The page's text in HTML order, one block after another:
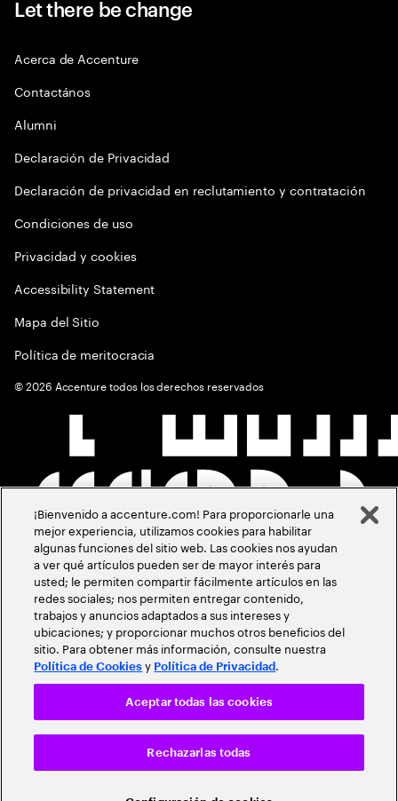
Let there be change
Acerca de Accenture
Contactános
Alumni
Declaración de Privacidad
Declaración de privacidad en reclutamiento y contratación
Condiciones de uso
Privacidad y cookies
Accessibility Statement
Mapa del Sitio
Política de meritocracia
©2026 Accenture todos los derechos reservados
¡Bienvenido a accenture.com! Para proporcionarle una
mejor experiencia, utilizamos cookies para habilitar
algunas funciones del sitio web. Las cookies nos ayudan
a ver qué artículos pueden ser de mayor interés para
usted; le permiten compartir fácilmente artículos en las
redes sociales; nos permiten entregar contenido,
trabajos y anuncios adaptados a sus intereses y
ubicaciones; y proporcionar muchos otros beneficios del
sitio. Para obtener más información, consulte nuestra
Política de Cookies y Política de Privacidad .
Rechazarlas todas
Aceptar todas las cookies